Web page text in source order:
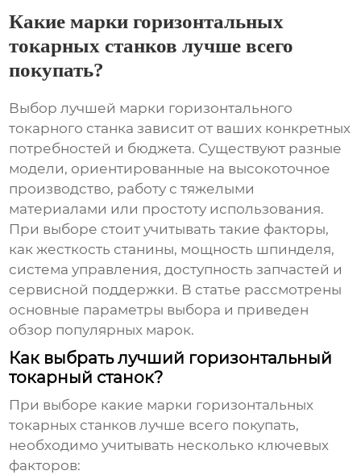
Какие марки горизонтальных
токарных станков лучше всего
покупать?
Выбор лучшей марки горизонтального
токарного станка зависит от ваших конкретных
потребностей и бюджета. Существуют разные
модели, ориентированные на высокоточное
производство, работу с тяжелыми
материалами или простоту использования.
При выборе стоит учитывать такие факторы,
как жесткость станины, мощность шпинделя,
система управления, доступность запчастей и
сервисной поддержки. В статье рассмотрены
основные параметры выбора и приведен
обзор популярных марок.
Как выбрать лучший горизонтальный
токарный станок?
При выборе какие марки горизонтальных
токарных станков лучше всего покупать,
необходимо учитывать несколько ключевых
факторов: